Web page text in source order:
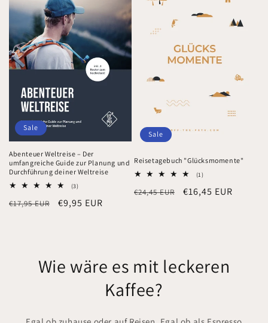
Sale
Abenteuer Weltreise – Der
umfangreiche Guide zur Planung und
Durchführung deiner Weltreise
(3)3
insgesamt
Normaler
€17,95 EUR Verkaufspreis
€9,95 EUR
Sale
Reisetagebuch "Glücksmomente"
(1)1
insgesamt
Normaler
€24,45 EUR Verkaufspreis
€16,45 EUR
Wie wäre es mit leckeren
Kaffee?